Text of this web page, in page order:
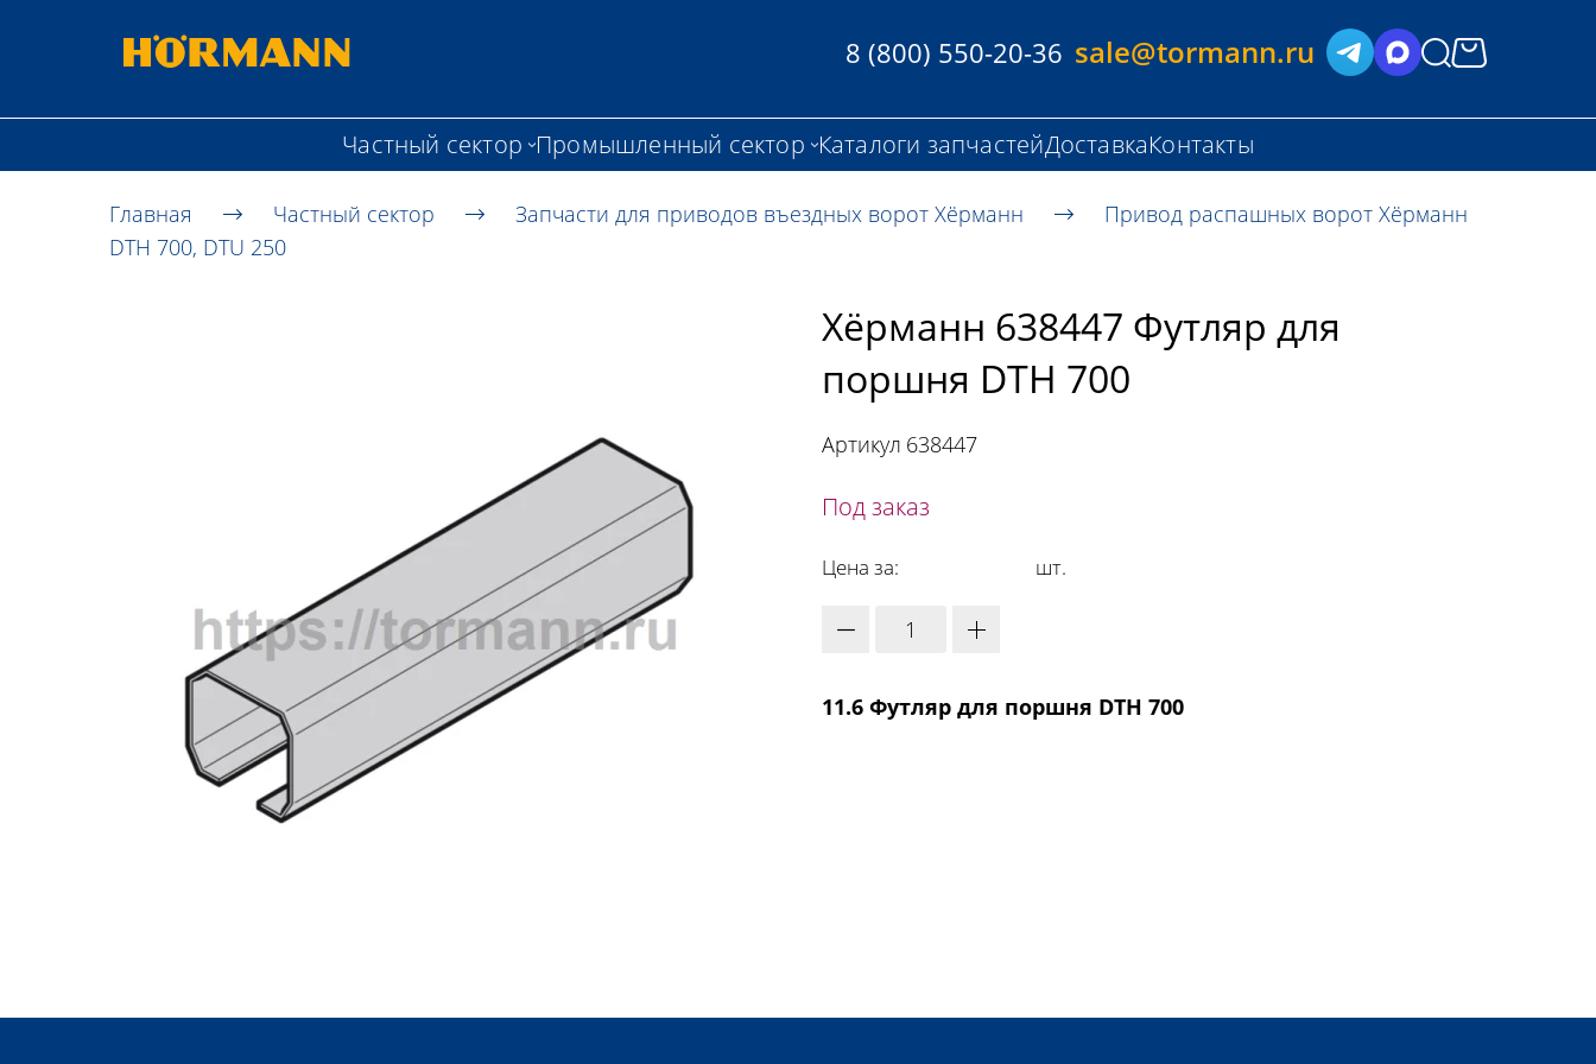
8 (800) 550-20-36 sale@tormann.ru
Частный сектор Промышленный сектор Каталоги запчастейДоставкаКонтакты
Главная Частный сектор Запчасти для приводов въездных ворот Хёрманн
Привод распашных ворот Хёрманн
DTH 700, DTU 250
Хёрманн 638447 Футляр для
поршня DTH 700
Артикул 638447
Под заказ
Цена за: шт.
11.6 Футляр для поршня DTH 700